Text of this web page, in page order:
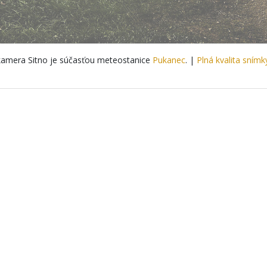
Sitno je súčasťou meteostanice Pukanec. | Plná kvalita